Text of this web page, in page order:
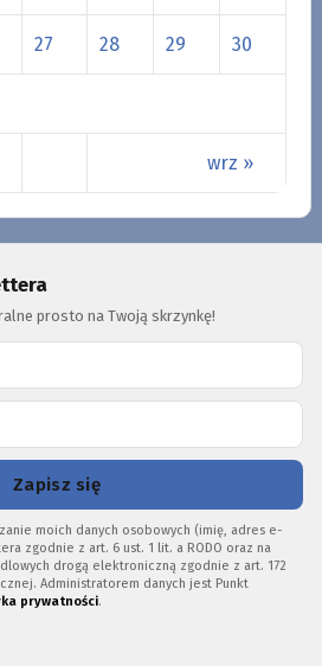
wrz »
27 28 29 30
prosto na Twoją skrzynkę!
Zapisz się
moich danych osobowych (imię, adres e-
zgodnie z art. 6 ust. 1 lit. a RODO oraz na
drogą elektroniczną zgodnie z art. 172
Administratorem danych jest Punkt
prywatności.